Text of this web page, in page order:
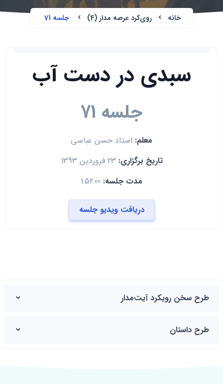
خانه روی‌کرد عرصه مدار (4) جلسه 71
سبدی در دست آب
جلسه 71
معلم: استاد حسن عباسی
تاریخ برگزاری: 23 فروردین 1393
مدت جلسه: 1:52:00
دریافت ویدیو جلسه
طرح سخن رویکرد آیت‌مدار
طرح داستان